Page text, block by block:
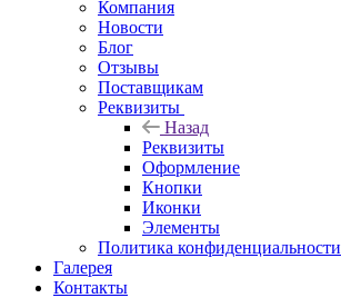
Компания
Новости
Блог
Отзывы
Поставщикам
Реквизиты
Назад
Реквизиты
Оформление
Кнопки
Иконки
Элементы
Политика конфиденциальности
Галерея
Контакты